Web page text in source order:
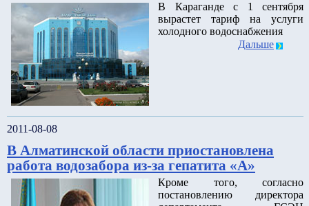
В Караганде с 1 сентября
вырастет тариф на услуги
холодного водоснабжения
Дальше
2011-08-08
В Алматинской области приостановлена
работа водозабора из-за гепатита «А»
Кроме того, согласно
постановлению директора